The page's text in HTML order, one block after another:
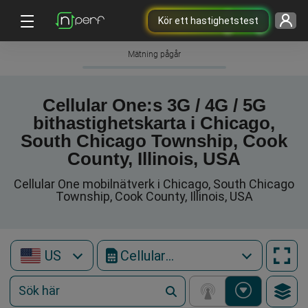
Kör ett hastighetstest
Mätning pågår
Cellular One:s 3G / 4G / 5G
bithastighetskarta i Chicago,
South Chicago Township, Cook
County, Illinois, USA
Cellular One mobilnätverk i Chicago, South Chicago
Township, Cook County, Illinois, USA
US Cellular One